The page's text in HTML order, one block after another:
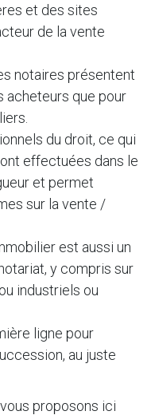
et des sites
de la vente
notaires présentent
acheteurs que pour
du droit, ce qui
effectuées dans le
et permet
sur la vente /
est aussi un
y compris sur
industriels ou
ligne pour
au juste
proposons ici